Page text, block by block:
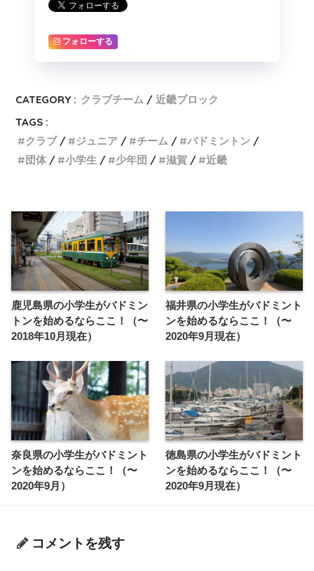
フォローする
CATEGORY : クラブチーム
近畿ブロック
TAGS :
クラブ
ジュニア チーム
バドミントン
団体
小学生 少年団 滋賀 近畿
鹿児島県の小学生がバドミン
トンを始めるならここ！（〜
2018年10月現在）
福井県の小学生がバドミント
ンを始めるならここ！（〜
2020年9月現在）
奈良県の小学生がバドミント
ンを始めるならここ！（〜
2020年9月）
徳島県の小学生がバドミント
ンを始めるならここ！（〜
2020年9月現在）
コメントを残す